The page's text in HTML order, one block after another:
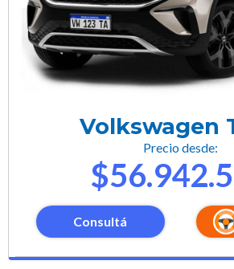
Volkswagen
Precio desde:
Consultá